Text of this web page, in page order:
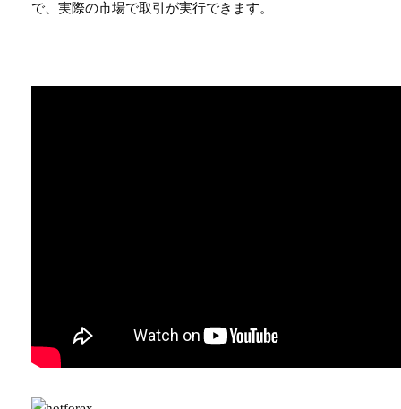
で、実際の市場で取引が実行できます。